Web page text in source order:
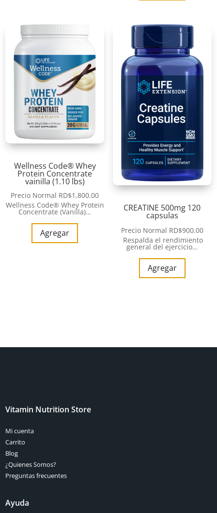
Wellness Code® Whey
Protein Concentrate
vainilla (1.10 lbs)
Precio Normal RD$1,800.00
Wellness Code® Whey Protein
Concentrate (Vanilla)…
Agregar
CREATINE 500mg 120
capsulas
Precio Normal RD$900.00
Respalda el rendimiento
general del ejercicio…
Agregar
Vitamin Nutrition Store
Mi cuenta
Carrito
Blog
¿Quienes Somos?
Preguntas frecuentes
Ayuda